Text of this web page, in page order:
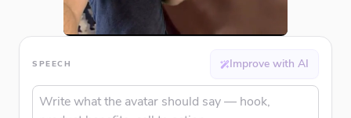
SPEECH Improve with AI